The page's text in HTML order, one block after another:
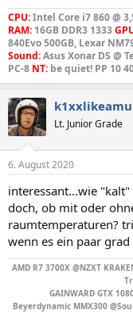
CPU:Intel Core i7 860 @
RAM: 16GB DDR3 1333
840Evo 500GB, Lexar
Sound:Asus Xonar DS @
PC-8 NT: be quiet! PP 10
Lt. Junior Grade
6. August 2020
interessant...wie
doch, ob mit oder
raumtemperaturen?
wenn es ein paar
AMD R7 3700X @NZXT
GAINWARD GTX
Beyerdynamic MMX300